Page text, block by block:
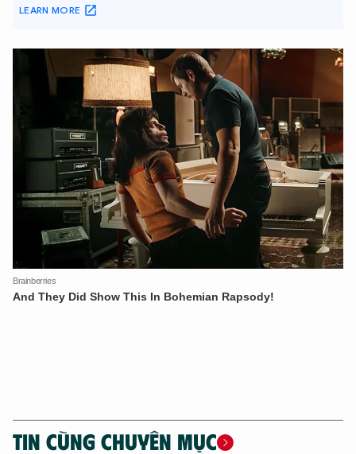
TIN CÙNG CHUYÊN MỤC
XIN CHÀO,
TÔI LÀ CHATBOT CỦA
Hãy hỏi tôi bất kỳ điều gì bạn cần biết về
An Ninh Thủ Đô nhé. Tôi sẵn sàng hỗ trợ!